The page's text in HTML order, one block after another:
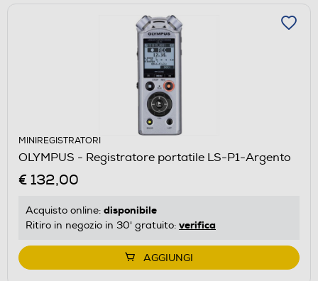
MINIREGISTRATORI
OLYMPUS - Registratore portatile LS-P1-Argento
€ 132,00
Acquisto online: disponibile
Ritiro in negozio in 30' gratuito: verifica
AGGIUNGI